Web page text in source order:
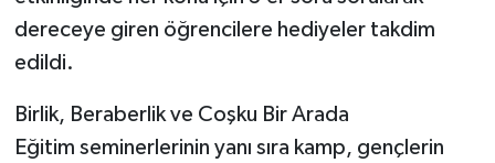
dereceye giren öğrencilere hediyeler takdim
edildi.
Birlik, Beraberlik ve Coşku Bir Arada
Eğitim seminerlerinin yanı sıra kamp, gençlerin